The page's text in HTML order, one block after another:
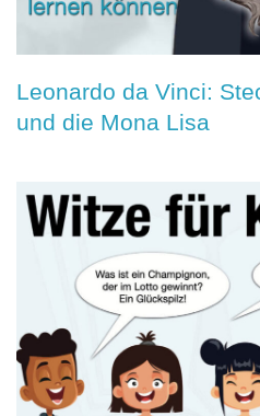
Leonardo da Vinci:
und die Mona Lisa